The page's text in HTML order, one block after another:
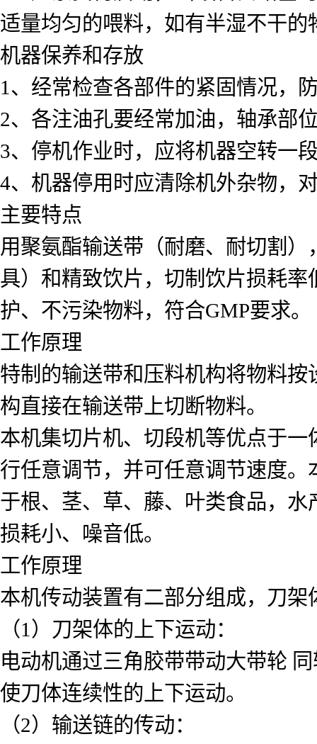
适量均匀的喂料，如有半湿不干
机器保养和存放
1、经常检查各部件的紧固情况，
2、各注油孔要经常加油，轴承部
3、停机作业时，应将机器空转一
4、机器停用时应清除机外杂物，
主要特点
用聚氨酯输送带（耐磨、耐切割
具）和精致饮片，切制饮片损耗
护、不污染物料，符合GMP要求。
工作原理
特制的输送带和压料机构将物料
构直接在输送带上切断物料。
本机集切片机、切段机等优点于
行任意调节，并可任意调节速度
于根、茎、草、藤、叶类食品，
损耗小、噪音低。
工作原理
本机传动装置有二部分组成，刀
（1）刀架体的上下运动：
电动机通过三角胶带带动大带轮
使刀体连续性的上下运动。
（2）输送链的传动：